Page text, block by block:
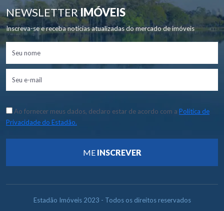
NEWSLETTERIMÓVEIS
Inscreva-se e receba notícias atualizadas do mercado de imóveis
Ao fornecer meus dados, declaro estar de acordo com a Política de
Privacidade do Estadão.
ME INSCREVER
Estadão Imóveis 2023 - Todos os direitos reservados